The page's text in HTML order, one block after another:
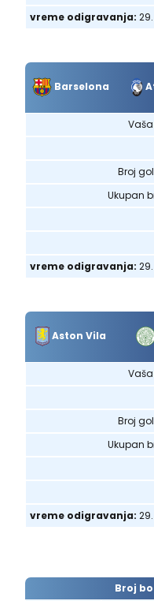
vreme odigravanja:
Barselona
Broj
Ukupan
vreme odigravanja:
Aston Vila
Broj
Ukupan
vreme odigravanja:
Broj